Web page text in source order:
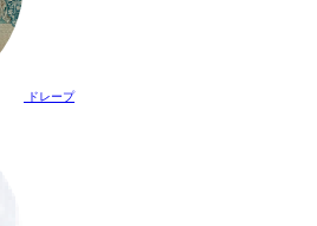
ドレープ